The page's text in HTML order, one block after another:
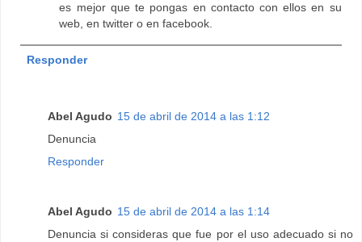
es mejor que te pongas en contacto con ellos en su
web, en twitter o en facebook.
Responder
Abel Agudo 15 de abril de 2014 a las 1:12
Denuncia
Responder
Abel Agudo 15 de abril de 2014 a las 1:14
Denuncia si consideras que fue por el uso adecuado si no